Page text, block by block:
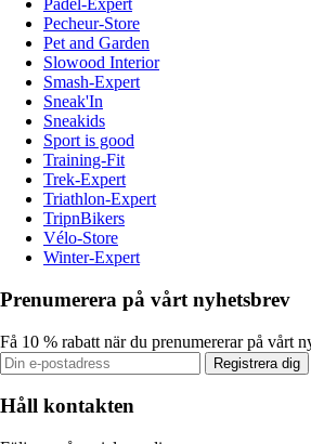
Padel-Expert
Pecheur-Store
Pet and Garden
Slowood Interior
Smash-Expert
Sneak'In
Sneakids
Sport is good
Training-Fit
Trek-Expert
Triathlon-Expert
TripnBikers
Vélo-Store
Winter-Expert
Prenumerera på vårt nyhetsbrev
Få 10 % rabatt när du prenumererar på vårt
Registrera dig
Håll kontakten